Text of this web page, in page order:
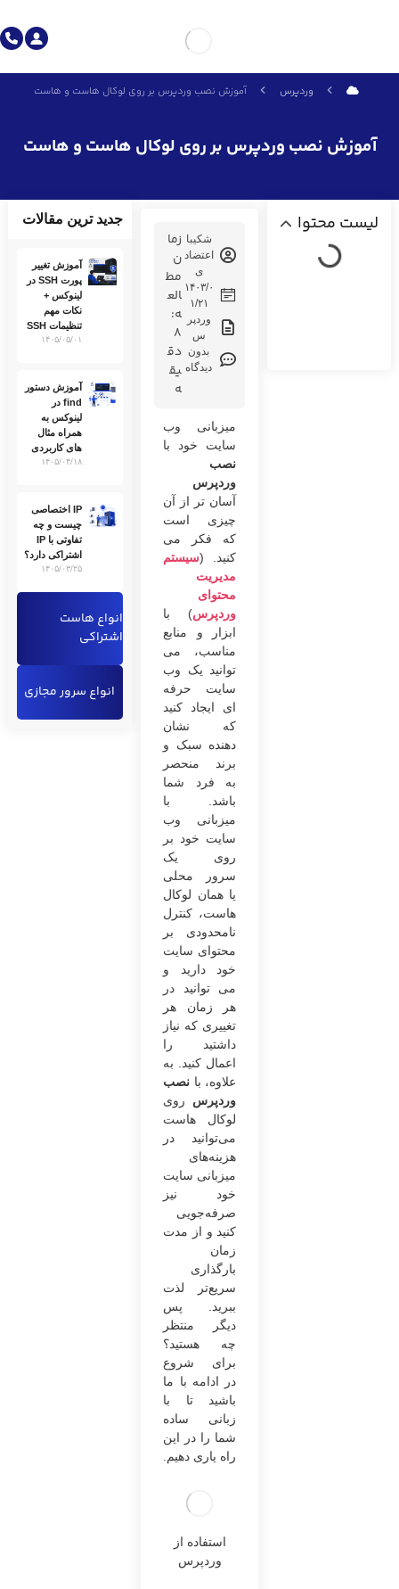
وردپرس آموزش نصب وردپرس بر روی لوکال هاست و هاست
آموزش نصب وردپرس بر روی لوکال هاست و هاست
لیست محتوا
شکیبا
اعتضاد
ی
۱۴۰۳/۰
۱/۲۱
وردپر
س
بدون
دیدگاه
زما
ن
مط
الع
ه:
8
دق
یق
ه
میزبانی وب
سایت خود با
نصب
وردپرس
آسان تر از آن
چیزی است
که فکر می
کنید. (سیستم
مدیریت
محتوای
وردپرس) با
ابزار و منابع
مناسب، می
توانید یک وب
سایت حرفه
ای ایجاد کنید
که نشان
دهنده سبک و
برند منحصر
به فرد شما
باشد. با
میزبانی وب
سایت خود بر
روی یک
سرور محلی
یا همان لوکال
هاست، کنترل
نامحدودی بر
محتوای سایت
خود دارید و
می توانید در
هر زمان هر
تغییری که نیاز
داشتید را
اعمال کنید. به
علاوه، با نصب
وردپرس روی
لوکال هاست
می‌توانید در
هزینه‌های
میزبانی سایت
خود نیز
صرفه‌جویی
کنید و از مدت
زمان
بارگذاری
سریع‌تر لذت
ببرید. پس
دیگر منتظر
چه هستید؟
برای شروع
در ادامه با ما
باشید تا با
زبانی ساده
شما را در این
راه یاری دهیم.
استفاده از
وردپرس
جدید ترین مقالات
آموزش تغییر
پورت SSH در
لینوکس +
نکات مهم
تنظیمات SSH
۱۴۰۵/۰۵/۰۱
آموزش دستور
find در
لینوکس به
همراه مثال
های کاربردی
۱۴۰۵/۰۴/۱۸
IP اختصاصی
چیست و چه
تفاوتی با IP
اشتراکی دارد؟
۱۴۰۵/۰۳/۲۵
انواع هاست
اشتراکی
انواع سرور مجازی